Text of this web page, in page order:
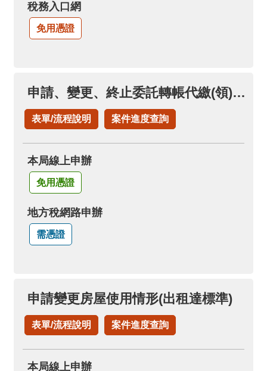
稅務入口網
免用憑證
申請、變更、終止委託轉帳代繳(領)各項稅款(限本人帳戶)
表單/流程說明 案件進度查詢
本局線上申辦
免用憑證
地方稅網路申辦
需憑證
申請變更房屋使用情形(出租達標準)
表單/流程說明 案件進度查詢
本局線上申辦